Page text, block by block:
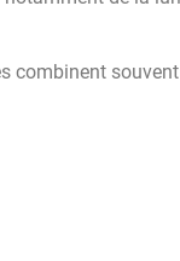
combinent